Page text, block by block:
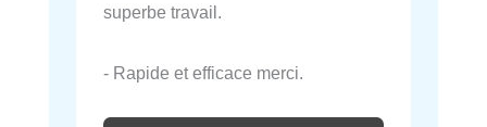
superbe travail.
- Rapide et efficace merci.